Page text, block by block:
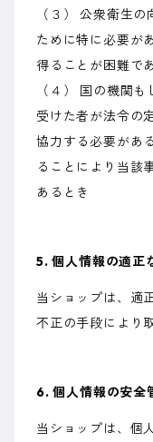
（３） 公衆衛生
ために特に必要が
得ることが困難で
（４） 国の機関
受けた者が法令の
協力する必要があ
ることにより当該
あるとき
5. 個人情報の適正
当ショップは、適
不正の手段により
6. 個人情報の安全
当ショップは、個